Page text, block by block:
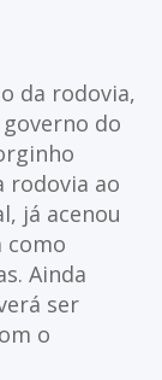
da rodovia,
do
rodovia ao
já acenou
como
Ainda
ser
o